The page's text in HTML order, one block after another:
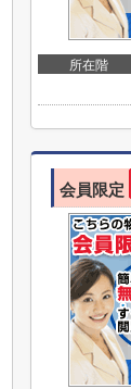
所在階
会員限定